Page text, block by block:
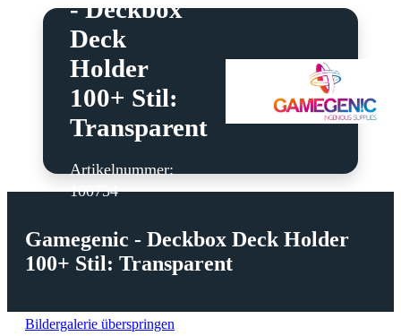
- Deckbox
Deck
Holder
100+ Stil:
Transparent
Artikelnummer:
100754
Gamegenic - Deckbox Deck Holder
100+ Stil: Transparent
Bildergalerie überspringen